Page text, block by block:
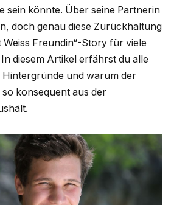
sein könnte. Über seine Partnerin
doch genau diese Zurückhaltung
Weiss Freundin“-Story für viele
diesem Artikel erfährst du alle
und warum der
so konsequent aus der